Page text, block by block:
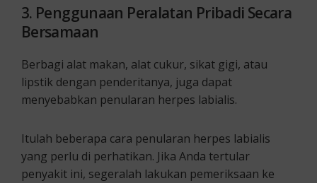
3. Penggunaan Peralatan Pribadi Secara
Bersamaan
Berbagi alat makan, alat cukur, sikat gigi, atau
lipstik dengan penderitanya, juga dapat
menyebabkan penularan herpes labialis.
Itulah beberapa cara penularan herpes labialis
yang perlu di perhatikan. Jika Anda tertular
penyakit ini, segeralah lakukan pemeriksaan ke